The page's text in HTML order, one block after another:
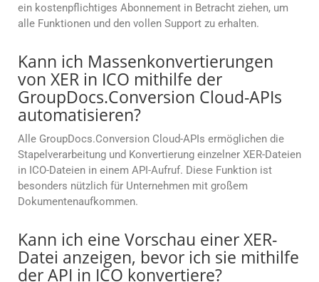
ein kostenpflichtiges Abonnement in Betracht ziehen, um
alle Funktionen und den vollen Support zu erhalten.
Kann ich Massenkonvertierungen
von XER in ICO mithilfe der
GroupDocs.Conversion Cloud-APIs
automatisieren?
Alle GroupDocs.Conversion Cloud-APIs ermöglichen die
Stapelverarbeitung und Konvertierung einzelner XER-Dateien
in ICO-Dateien in einem API-Aufruf. Diese Funktion ist
besonders nützlich für Unternehmen mit großem
Dokumentenaufkommen.
Kann ich eine Vorschau einer XER-
Datei anzeigen, bevor ich sie mithilfe
der API in ICO konvertiere?